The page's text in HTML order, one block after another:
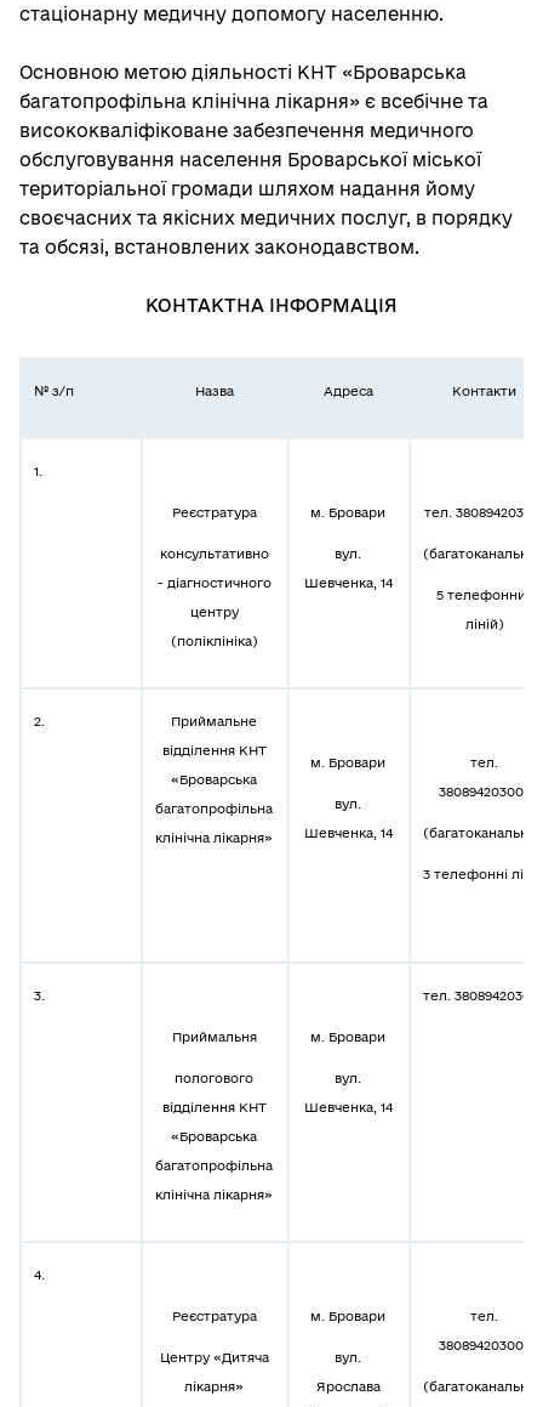
стаціонарну медичну допомогу населенню.
Основною метою діяльності КНТ «Броварська
багатопрофільна клінічна лікарня» є всебічне та
висококваліфіковане забезпечення медичного
обслуговування населення Броварської міської
територіальної громади шляхом надання йому
своєчасних та якісних медичних послуг, в порядку
та обсязі, встановлених законодавством.
КОНТАКТНА ІНФОРМАЦІЯ
№ з/п Назва Адреса Контакти
1.
Реєстратура
консультативно
- діагностичного
центру
(поліклініка)
м. Бровари
вул.
Шевченка, 14
тел.
5 телефонних
ліній)
2.
Приймальне
відділення КНТ
«Броварська
багатопрофільна
клінічна лікарня»
м. Бровари
вул.
Шевченка, 14
тел.
380894203002
3 телефонні
3.
Приймальня
пологового
відділення КНТ
«Броварська
багатопрофільна
клінічна лікарня»
м. Бровари
вул.
Шевченка, 14
тел.
4.
Реєстратура
Центру «Дитяча
лікарня»
м. Бровари
вул.
Ярослава
тел.
380894203003